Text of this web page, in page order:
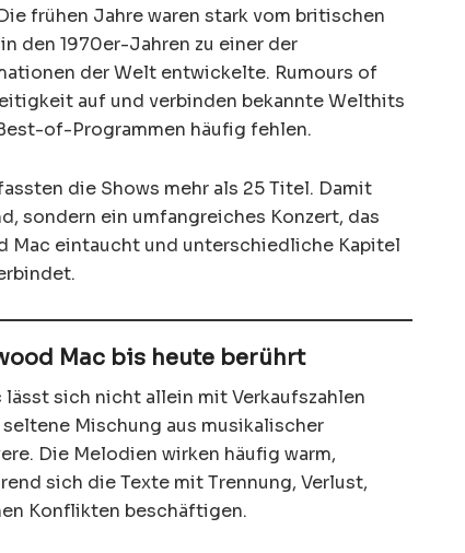
frühen Jahre waren stark vom britischen
den 1970er-Jahren zu einer der
der Welt entwickelte. Rumours of
auf und verbinden bekannte Welthits
of-Programmen häufig fehlen.
die Shows mehr als 25 Titel. Damit
sondern ein umfangreiches Konzert, das
Mac eintaucht und unterschiedliche Kapitel
Mac bis heute berührt
sich nicht allein mit Verkaufszahlen
Mischung aus musikalischer
Die Melodien wirken häufig warm,
sich die Texte mit Trennung, Verlust,
Konflikten beschäftigen.